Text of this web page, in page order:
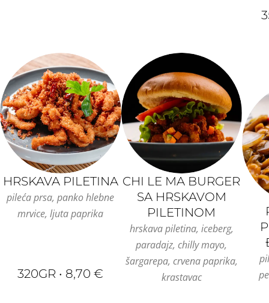
HRSKAVA PILETINA
pileća prsa, panko hlebne
mrvice, ljuta paprika
320GR • 8,70 €
CHI LE MA BURGER
SA HRSKAVOM
PILETINOM
hrskava piletina, iceberg,
paradajz, chilly mayo,
šargarepa, crvena paprika,
krastavac